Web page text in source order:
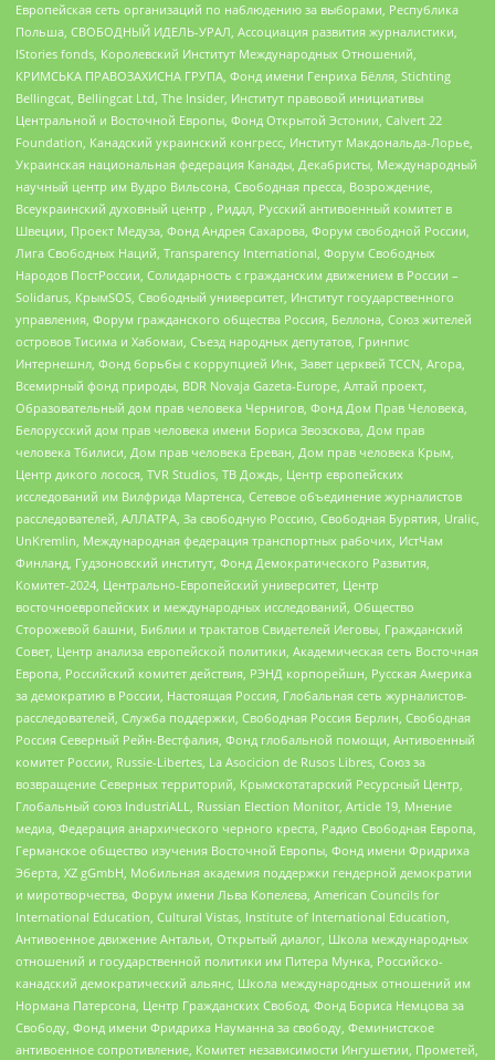
Европейская сеть организаций по наблюдению за выборами, Республика
Польша, СВОБОДНЫЙ ИДЕЛЬ-УРАЛ, Ассоциация развития журналистики,
IStories fonds, Королевский Институт Международных Отношений,
КРИМСЬКА ПРАВОЗАХИСНА ГРУПА, Фонд имени Генриха Бёлля, Stichting
Bellingcat, Bellingcat Ltd, The Insider, Институт правовой инициативы
Центральной и Восточной Европы, Фонд Открытой Эстонии, Calvert 22
Foundation, Канадский украинский конгресс, Институт Макдональда-Лорье,
Украинская национальная федерация Канады, Декабристы, Международный
научный центр им Вудро Вильсона, Свободная пресса, Возрождение,
Всеукраинский духовный центр , Риддл, Русский антивоенный комитет в
Швеции, Проект Медуза, Фонд Андрея Сахарова, Форум свободной России,
Лига Свободных Наций, Transparеncy International, Форум Свободных
Народов ПостРоссии, Солидарность с гражданским движением в России –
Solidarus, КрымSOS, Свободный университет, Институт государственного
управления, Форум гражданского общества Россия, Беллона, Союз жителей
островов Тисима и Хабомаи, Съезд народных депутатов, Гринпис
Интернешнл, Фонд борьбы с коррупцией Инк, Завет церквей TCCN, Агора,
Всемирный фонд природы, BDR Novaja Gazeta-Europe, Алтай проект,
Образовательный дом прав человека Чернигов, Фонд Дом Прав Человека,
Белорусский дом прав человека имени Бориса Звозскова, Дом прав
человека Тбилиси, Дом прав человека Ереван, Дом прав человека Крым,
Центр дикого лосося, TVR Studios, ТВ Дождь, Центр европейских
исследований им Вилфрида Мартенса, Сетевое объединение журналистов
расследователей, АЛЛАТРА, За свободную Россию, Свободная Бурятия, Uralic,
UnKremlin, Международная федерация транспортных рабочих, ИстЧам
Финланд, Гудзоновский институт, Фонд Демократического Развития,
Комитет-2024, Центрально-Европейский университет, Центр
восточноевропейских и международных исследований, Общество
Сторожевой башни, Библии и трактатов Свидетелей Иеговы, Гражданский
Совет, Центр анализа европейской политики, Академическая сеть Восточная
Европа, Российский комитет действия, РЭНД корпорейшн, Русская Америка
за демократию в России, Настоящая Россия, Глобальная сеть журналистов-
расследователей, Служба поддержки, Свободная Россия Берлин, Свободная
Россия Северный Рейн-Вестфалия, Фонд глобальной помощи, Антивоенный
комитет России, Russie-Libertes, La Asocicion de Rusos Libres, Союз за
возвращение Северных территорий, Крымскотатарский Ресурсный Центр,
Глобальный союз IndustriALL, Russian Election Monitor, Article 19, Мнение
медиа, Федерация анархического черного креста, Радио Свободная Европа,
Германское общество изучения Восточной Европы, Фонд имени Фридриха
Эберта, XZ gGmbH, Мобильная академия поддержки гендерной демократии
и миротворчества, Форум имени Льва Копелева, American Councils for
International Education, Cultural Vistas, Institute of International Education,
Антивоенное движение Антальи, Открытый диалог, Школа международных
отношений и государственной политики им Питера Мунка, Российско-
канадский демократический альянс, Школа международных отношений им
Нормана Патерсона, Центр Гражданских Свобод, Фонд Бориса Немцова за
Свободу, Фонд имени Фридриха Науманна за свободу, Феминистское
антивоенное сопротивление, Комитет независимости Ингушетии, Прометей,